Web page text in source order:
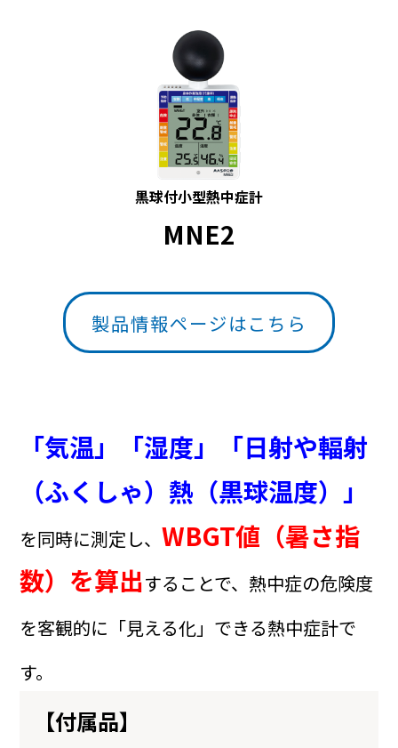
黒球付小型熱中症計
MNE2
製品情報ページはこちら
「気温」「湿度」「日射や輻射
（ふくしゃ）熱（黒球温度）」
を同時に測定し、 WBGT値（暑さ指
数）を算出することで、熱中症の危険度
を客観的に「見える化」できる熱中症計で
す。
【付属品】